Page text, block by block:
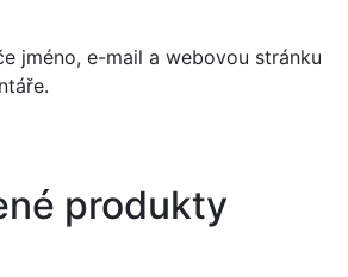
jméno, e-mail a webovou stránku
produkty